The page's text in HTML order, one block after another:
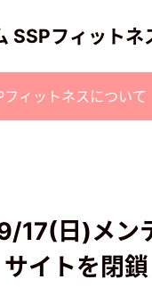
SSPフィットネ
フィットネスについて
17(日)メン
サイトを閉鎖